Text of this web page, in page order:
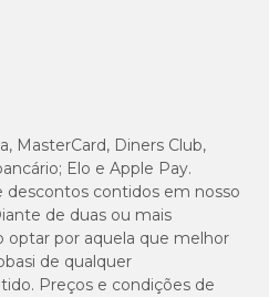
MasterCard, Diners Club,
Elo e Apple Pay.
descontos contidos em nosso
de duas ou mais
optar por aquela que melhor
de qualquer
Preços e condições de